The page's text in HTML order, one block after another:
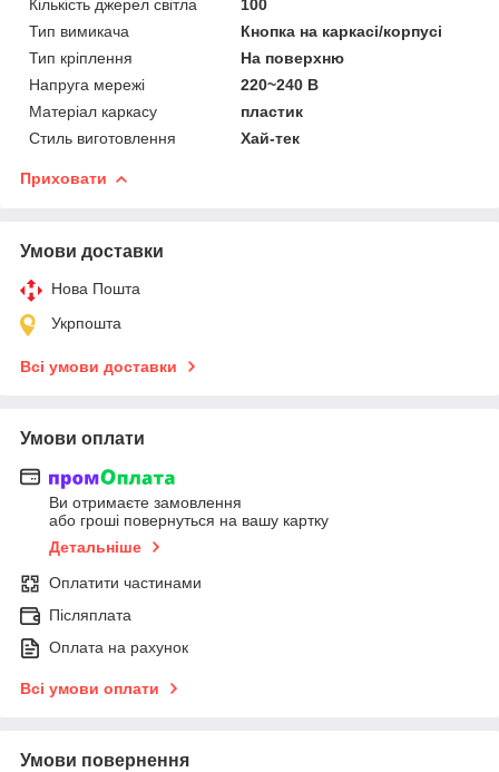
Кількість джерел світла
100
Тип вимикача
Кнопка на каркасі/корпусі
Тип кріплення
На поверхню
Напруга мережі
220~240 В
Матеріал каркасу
пластик
Стиль виготовлення
Хай-тек
Приховати
Умови доставки
Нова Пошта
Укрпошта
Всі умови доставки
Умови оплати
Ви отримаєте замовлення
або гроші повернуться на вашу картку
Детальніше
Оплатити частинами
Післяплата
Оплата на рахунок
Всі умови оплати
Умови повернення